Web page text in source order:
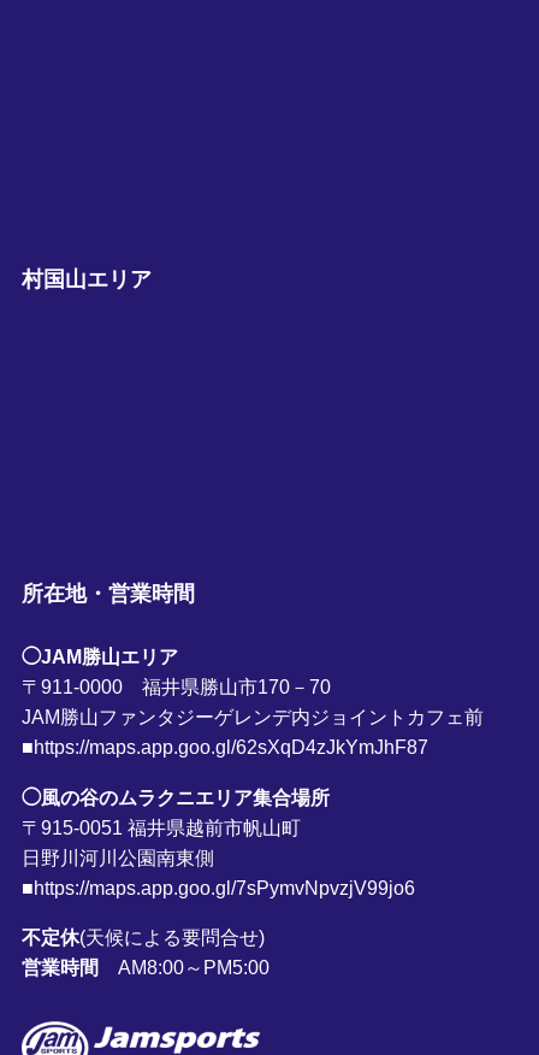
村国山エリア
所在地・営業時間
◯JAM勝山エリア
〒911-0000 福井県勝山市170－70
JAM勝山ファンタジーゲレンデ内ジョイントカフェ前
■https://maps.app.goo.gl/62sXqD4zJkYmJhF87
◯風の谷のムラクニエリア集合場所
〒915-0051 福井県越前市帆山町
日野川河川公園南東側
■https://maps.app.goo.gl/7sPymvNpvzjV99jo6
不定休(天候による要問合せ)
営業時間
AM8:00～PM5:00